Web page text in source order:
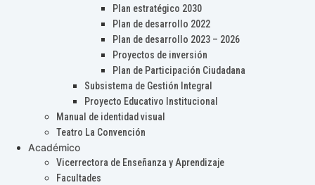
Plan estratégico 2030
Plan de desarrollo 2022
Plan de desarrollo 2023 – 2026
Proyectos de inversión
Plan de Participación Ciudadana
Subsistema de Gestión Integral
Proyecto Educativo Institucional
Manual de identidad visual
Teatro La Convención
Académico
Vicerrectora de Enseñanza y Aprendizaje
Facultades